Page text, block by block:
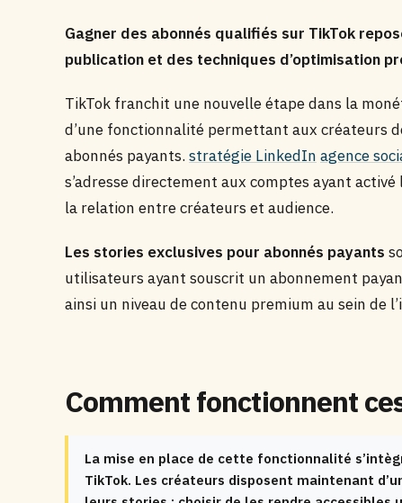
Gagner des abonnés qualifiés sur TikTok
publication et des techniques d’optimisation
TikTok franchit une nouvelle étape dans la
d’une fonctionnalité permettant aux créateurs
abonnés payants. stratégie LinkedIn agence
s’adresse directement aux comptes ayant
la relation entre créateurs et audience.
Les stories exclusives pour abonnés payants
utilisateurs ayant souscrit un abonnement
ainsi un niveau de contenu premium au sein de
Comment fonctionnent
La mise en place de cette fonctionnalité
TikTok. Les créateurs disposent maintenant